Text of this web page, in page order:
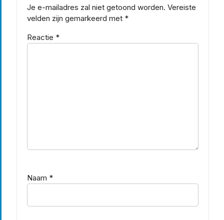
Je e-mailadres zal niet getoond worden. Vereiste
velden zijn gemarkeerd met *
Reactie *
Naam *